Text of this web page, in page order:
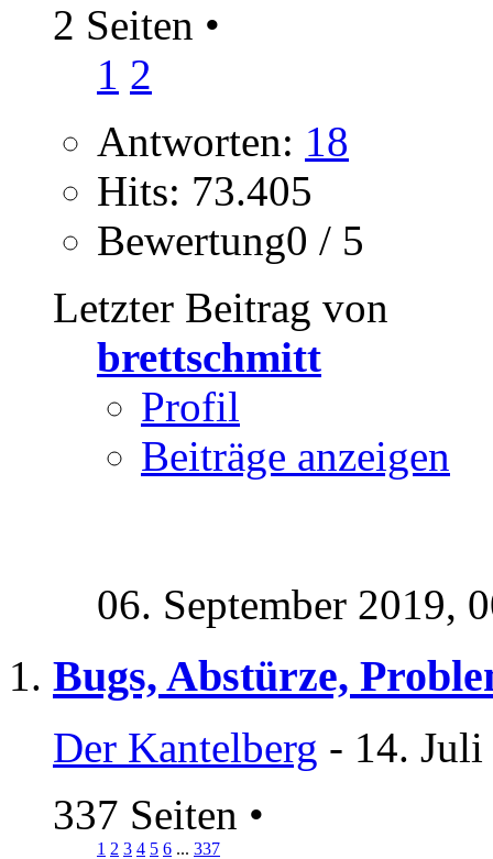
2 Seiten •
1 2
Antworten: 18
Hits: 73.405
Bewertung0 / 5
Letzter Beitrag von
brettschmitt
Profil
Beiträge anzeigen
06. September 2019,
Bugs, Abstürze,
Der Kantelberg - 14.
337 Seiten •
1 2 3 4 5 6 ... 337